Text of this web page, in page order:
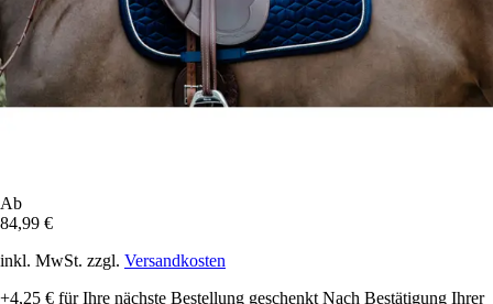
Ab
84,99 €
inkl. MwSt. zzgl. Versandkosten
+4,25 € für Ihre nächste Bestellung geschenkt Nach Bestätigung Ihrer